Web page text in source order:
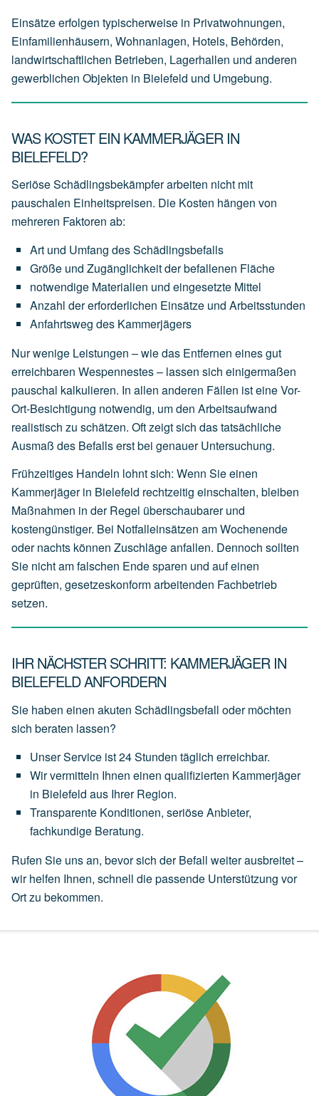
Einsätze erfolgen typischerweise in Privatwohnungen,
Einfamilienhäusern, Wohnanlagen, Hotels, Behörden,
landwirtschaftlichen Betrieben, Lagerhallen und anderen
gewerblichen Objekten in Bielefeld und Umgebung.
WAS KOSTET EIN KAMMERJÄGER IN
BIELEFELD?
Seriöse Schädlingsbekämpfer arbeiten nicht mit
pauschalen Einheitspreisen. Die Kosten hängen von
mehreren Faktoren ab:
Art und Umfang desSchädlingsbefalls
Größe und Zugänglichkeitderbefallenen Fläche
notwendige Materialien und eingesetzte Mittel
Anzahl dererforderlichen Einsätze und Arbeitsstunden
Anfahrtsweg des Kammerjägers
Nur wenige Leistungen – wie das Entfernen eines gut
erreichbaren Wespennestes – lassen sich einigermaßen
pauschal kalkulieren. In allen anderen Fällen ist eine Vor-
Ort-Besichtigung notwendig, um den Arbeitsaufwand
realistisch zu schätzen. Oft zeigt sich das tatsächliche
Ausmaß des Befalls erst bei genauer Untersuchung.
Frühzeitiges Handeln lohnt sich: Wenn Sie einen
Kammerjäger in Bielefeld rechtzeitig einschalten, bleiben
Maßnahmen in der Regel überschaubarer und
kostengünstiger. Bei Notfalleinsätzen am Wochenende
oder nachts können Zuschläge anfallen. Dennoch sollten
Sie nicht am falschen Ende sparen und auf einen
geprüften, gesetzeskonform arbeitenden Fachbetrieb
setzen.
IHR NÄCHSTER SCHRITT: KAMMERJÄGER IN
BIELEFELD ANFORDERN
Sie haben einen akuten Schädlingsbefall oder möchten
sich beraten lassen?
UnserService ist24 Stunden täglich erreichbar.
Wirvermitteln Ihnen einen qualifizierten Kammerjäger
in Bielefeld aus Ihrer Region.
Transparente Konditionen, seriöseAnbieter,
fachkundige Beratung.
Rufen Sie uns an, bevor sich der Befall weiter ausbreitet –
wir helfen Ihnen, schnell die passende Unterstützung vor
Ort zu bekommen.